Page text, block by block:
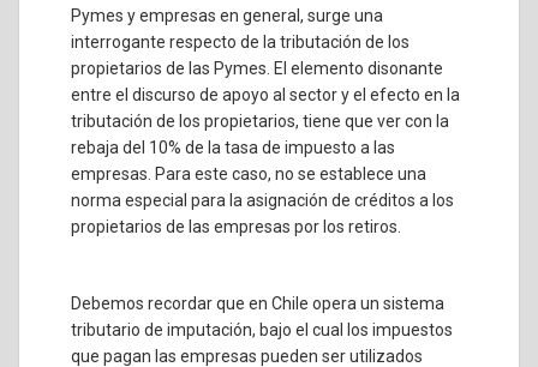
Pymes y empresas en general, surge una
interrogante respecto de la tributación de los
propietarios de las Pymes. El elemento disonante
entre el discurso de apoyo al sector y el efecto en la
tributación de los propietarios, tiene que ver con la
rebaja del 10% de la tasa de impuesto a las
empresas. Para este caso, no se establece una
norma especial para la asignación de créditos a los
propietarios de las empresas por los retiros.
Debemos recordar que en Chile opera un sistema
tributario de imputación, bajo el cual los impuestos
que pagan las empresas pueden ser utilizados